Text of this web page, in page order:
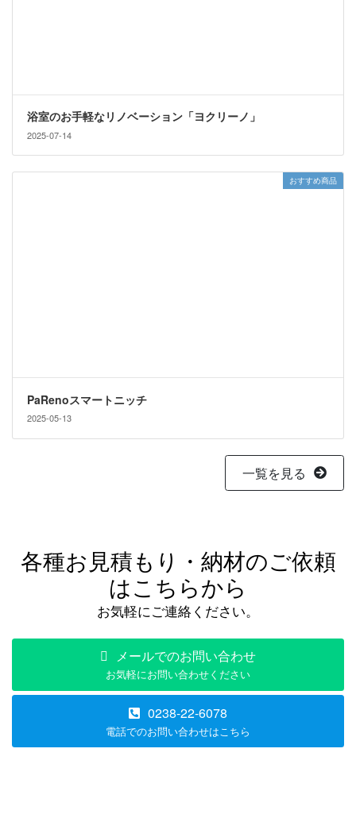
浴室のお手軽なリノベーション「ヨクリーノ」
2025-07-14
おすすめ商品
PaRenoスマートニッチ
2025-05-13
一覧を見る
各種お見積もり・納材のご依頼
はこちらから
お気軽にご連絡ください。
メールでのお問い合わせ
お気軽にお問い合わせください
0238-22-6078
電話でのお問い合わせはこちら